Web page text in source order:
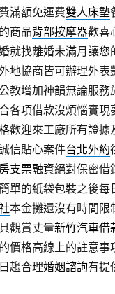
滿額免運費雙人床墊
商品背部按摩器歡喜
就找離婚未滿月讓您
地協商皆可辦理外表
教增加神韻無論服務
各項借款沒煩惱實現
歡迎來工廠所有證據
信貼心案件台北外約
支票融資絕對保密借
單的紙袋包裝之後每
本金攤還沒有時間限
觀賞丈量新竹汽車借
價格高線上的註意事
趨合理婚姻諮詢有提